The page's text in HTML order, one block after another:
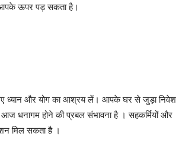
आपके ऊपर पड़ सकता है।
ध्यान और योग का आश्रय लें। आपके घर से जुड़ा निवेश
धनागम होने की प्रबल संभावना है । सहकर्मियों और
मिल सकता है ।